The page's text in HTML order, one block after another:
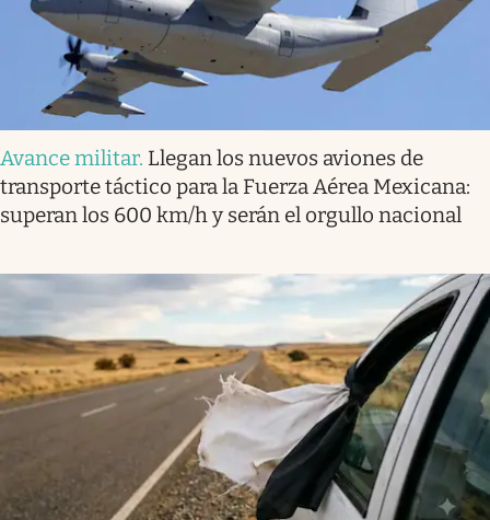
Avance militar. Llegan los nuevos aviones de
transporte táctico para la Fuerza Aérea Mexicana:
superan los 600 km/h y serán el orgullo nacional